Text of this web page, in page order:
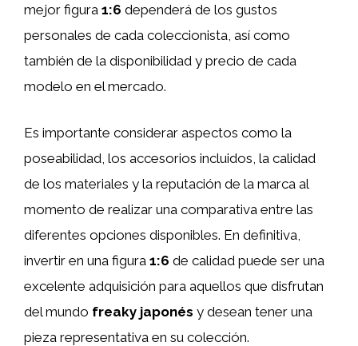
mejor figura 1:6 dependerá de los gustos
personales de cada coleccionista, así como
también de la disponibilidad y precio de cada
modelo en el mercado.
Es importante considerar aspectos como la
poseabilidad, los accesorios incluidos, la calidad
de los materiales y la reputación de la marca al
momento de realizar una comparativa entre las
diferentes opciones disponibles. En definitiva,
invertir en una figura 1:6 de calidad puede ser una
excelente adquisición para aquellos que disfrutan
del mundo freaky japonés y desean tener una
pieza representativa en su colección.